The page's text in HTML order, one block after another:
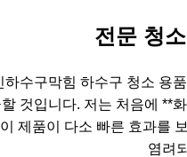
전문 청
하수구막힘 하수구 청소 용
것입니다. 저는 처음에 **
제품이 다소 빠른 효과를
염려